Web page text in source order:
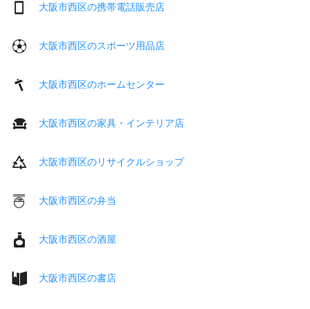
大阪市西区の携帯電話販売店
大阪市西区のスポーツ用品店
大阪市西区のホームセンター
大阪市西区の家具・インテリア店
大阪市西区のリサイクルショップ
大阪市西区の弁当
大阪市西区の酒屋
大阪市西区の書店